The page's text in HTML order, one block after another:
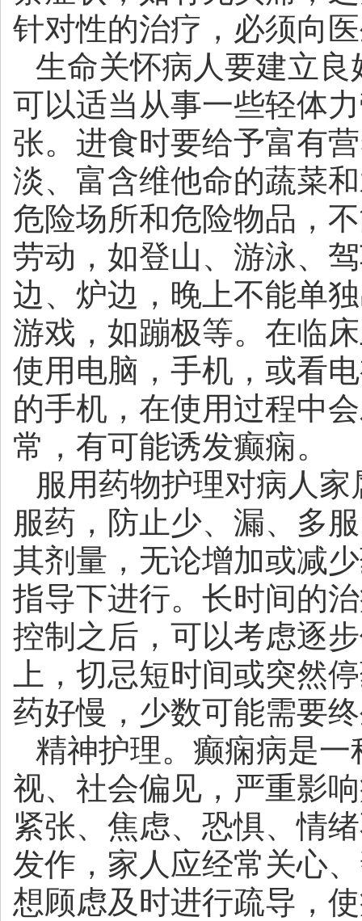
针对性的治疗，必须向
生命关怀病人要建立
可以适当从事一些轻体
张。进食时要给予富有
淡、富含维他命的蔬菜
危险场所和危险物品，
劳动，如登山、游泳、
边、炉边，晚上不能单
游戏，如蹦极等。在临
使用电脑，手机，或看
的手机，在使用过程中
常，有可能诱发癫痫。
服用药物护理对病人
服药，防止少、漏、多
其剂量，无论增加或减
指导下进行。长时间的
控制之后，可以考虑逐
上，切忌短时间或突然
药好慢，少数可能需要
精神护理。癫痫病是
视、社会偏见，严重影
紧张、焦虑、恐惧、情
发作，家人应经常关心
想顾虑及时进行疏导，